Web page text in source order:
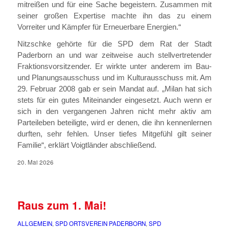
mitreißen und für eine Sache begeistern. Zusammen mit
seiner großen Expertise machte ihn das zu einem
Vorreiter und Kämpfer für Erneuerbare Energien.“
Nitzschke gehörte für die SPD dem Rat der Stadt
Paderborn an und war zeitweise auch stellvertretender
Fraktionsvorsitzender. Er wirkte unter anderem im Bau-
und Planungsausschuss und im Kulturausschuss mit. Am
29. Februar 2008 gab er sein Mandat auf. „Milan hat sich
stets für ein gutes Miteinander eingesetzt. Auch wenn er
sich in den vergangenen Jahren nicht mehr aktiv am
Parteileben beteiligte, wird er denen, die ihn kennenlernen
durften, sehr fehlen. Unser tiefes Mitgefühl gilt seiner
Familie“, erklärt Voigtländer abschließend.
20. Mai 2026
Raus zum 1. Mai!
ALLGEMEIN,SPD ORTSVEREIN PADERBORN,SPD